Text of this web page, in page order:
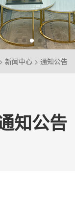
新闻中心 > 通知公告
知公告